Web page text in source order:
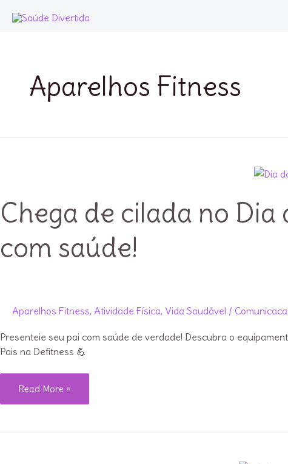
para
Aparelhos Fitness
Chega de cilada no Dia
com saúde!
Aparelhos Fitness, Atividade Física, Vida Saudável /
Presenteie seu pai com saúde de verdade! Descubra o
Pais na Defitness 💪
Chega
de
Read More »